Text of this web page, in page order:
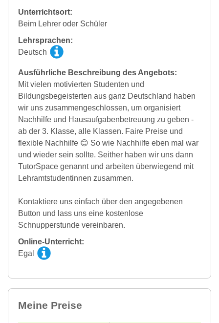
Unterrichtsort:
Beim Lehrer oder Schüler
Lehrsprachen:
Deutsch
Ausführliche Beschreibung des Angebots:
Mit vielen motivierten Studenten und
Bildungsbegeisterten aus ganz Deutschland haben
wir uns zusammengeschlossen, um organisiert
Nachhilfe und Hausaufgabenbetreuung zu geben -
ab der 3. Klasse, alle Klassen. Faire Preise und
flexible Nachhilfe 😊 So wie Nachhilfe eben mal war
und wieder sein sollte. Seither haben wir uns dann
TutorSpace genannt und arbeiten überwiegend mit
Lehramtstudentinnen zusammen.
Kontaktiere uns einfach über den angegebenen
Button und lass uns eine kostenlose
Schnupperstunde vereinbaren.
Online-Unterricht:
Egal
Meine Preise